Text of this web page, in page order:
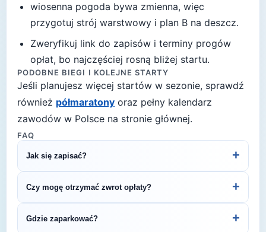
wiosenna pogoda bywa zmienna, więc
przygotuj strój warstwowy i plan B na deszcz.
Zweryfikuj link do zapisów i terminy progów
opłat, bo najczęściej rosną bliżej startu.
PODOBNE BIEGI I KOLEJNE STARTY
Jeśli planujesz więcej startów w sezonie, sprawdź
również półmaratony oraz pełny kalendarz
zawodów w Polsce na stronie głównej.
FAQ
Jak się zapisać? +
przejść do strony organizatora z formularzem
rejestracyjnym.
Czy mogę otrzymać zwrot opłaty? +
regulamin biegu lub skontaktuj się z
Gdzie zaparkować? +